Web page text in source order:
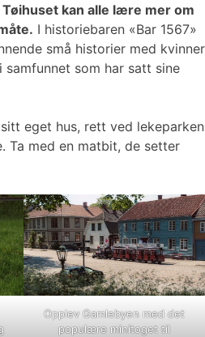
kan alle lære mer om
I historiebaren «Bar 1567»
små historier med kvinner
som har satt sine
eget hus, rett ved lekeparken
Ta med en matbit, de setter
Opplev Gamlebyen med det
populære minitoget til